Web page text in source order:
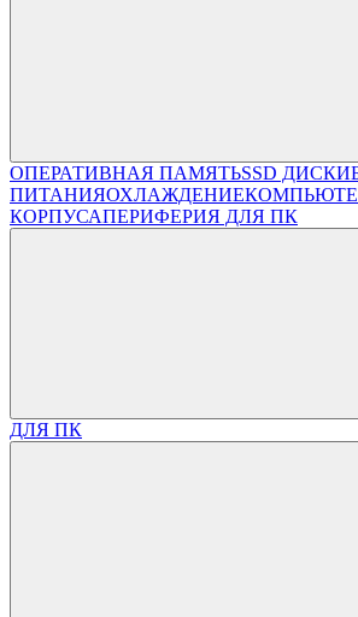
ОПЕРАТИВНАЯ ПАМЯТЬSSD ДИСКИ
ПИТАНИЯОХЛАЖДЕНИЕ
КОРПУСАПЕРИФЕРИЯ ДЛЯ ПК
ДЛЯ ПК